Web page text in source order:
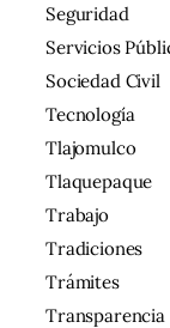
Seguridad
Servicios
Sociedad Civil
Tecnología
Tlajomulco
Tlaquepaque
Trabajo
Tradiciones
Trámites
Transparencia